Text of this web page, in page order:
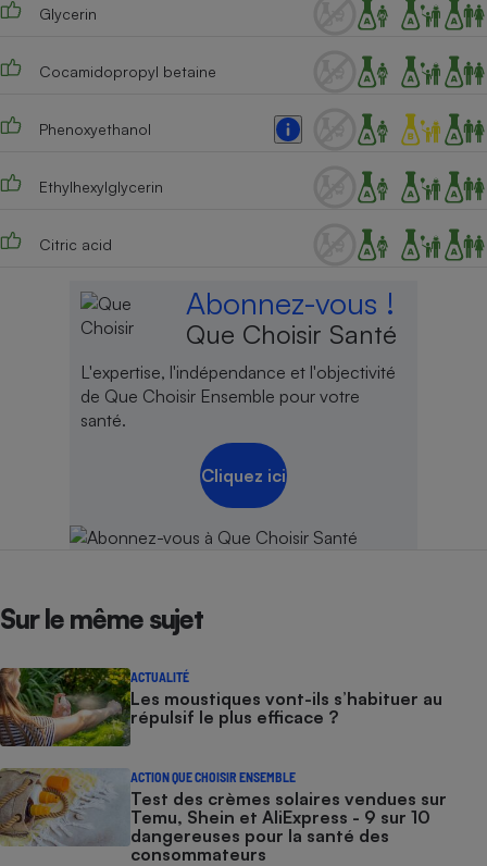
Glycerin
Cocamidopropyl betaine
Phenoxyethanol
Ethylhexylglycerin
Citric acid
Abonnez-vous !
Que Choisir Santé
L'expertise, l'indépendance et l'objectivité
de Que Choisir Ensemble pour votre
santé.
Cliquez ici
Sur le même sujet
ACTUALITÉ
Les moustiques vont-ils s’habituer au
répulsif le plus efficace ?
ACTION QUE CHOISIR ENSEMBLE
Test des crèmes solaires vendues sur
Temu, Shein et AliExpress - 9 sur 10
dangereuses pour la santé des
consommateurs